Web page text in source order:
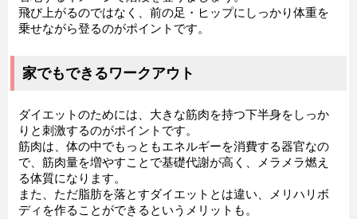
飛び上がるのではなく、前の足・ヒップにしっかり体重を
乗せながら登るのがポイントです。
家でもできるワークアウト
ダイエットのためには、大きな筋肉を持つ下半身をしっか
りと刺激するのがポイントです。
筋肉は、体の中でもっともエネルギーを消費する器官なの
で、筋肉量を増やすことで基礎代謝が高く、メラメラ燃え
る体質になります。
また、ただ脂肪を落とすダイエットとは違い、メリハリボ
ディを作ることができるというメリットも。